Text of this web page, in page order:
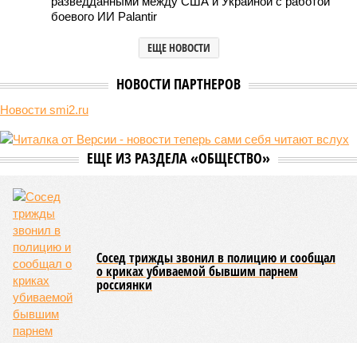
боевого ИИ Palantir
ЕЩЕ НОВОСТИ
НОВОСТИ ПАРТНЕРОВ
Новости smi2.ru
ЕЩЕ ИЗ РАЗДЕЛА «ОБЩЕСТВО»
Сосед трижды звонил в полицию и сообщал
о криках убиваемой бывшим парнем
россиянки